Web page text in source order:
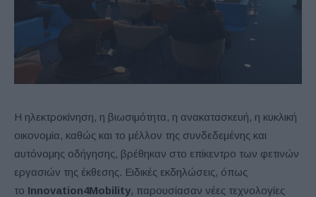
Η ηλεκτροκίνηση, η βιωσιμότητα, η ανακατασκευή, η κυκλική
οικονομία, καθώς και το μέλλον της συνδεδεμένης και
αυτόνομης οδήγησης, βρέθηκαν στο επίκεντρο των φετινών
εργασιών της έκθεσης. Ειδικές εκδηλώσεις, όπως
το Innovation4Mobility, παρουσίασαν νέες τεχνολογίες